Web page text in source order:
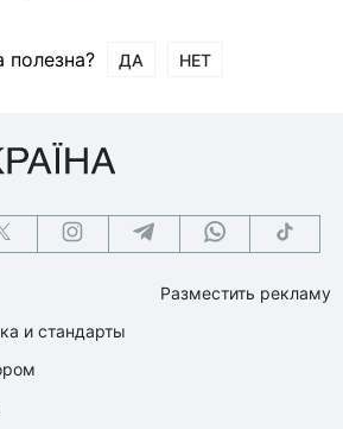
полезна? ДА НЕТ
и стандарты
Разместить рекламу